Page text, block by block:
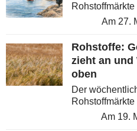
Entwicklungen
Am 27.
Rohstoffe:
zieht an und
oben
Der
die
Am 19.